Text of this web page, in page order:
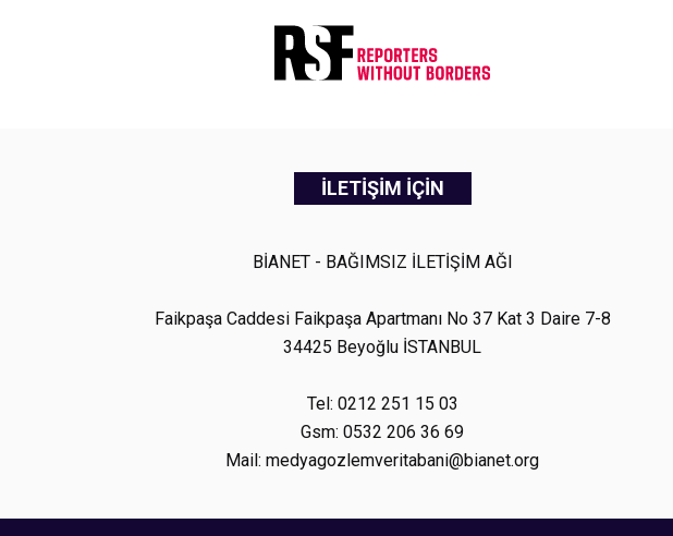
İLETİŞİM İÇİN
BİANET - BAĞIMSIZ İLETİŞİM AĞI
Faikpaşa Caddesi Faikpaşa Apartmanı No 37 Kat 3 Daire 7-8
34425 Beyoğlu İSTANBUL
Tel: 0212 251 15 03
Gsm: 0532 206 36 69
Mail: medyagozlemveritabani@bianet.org